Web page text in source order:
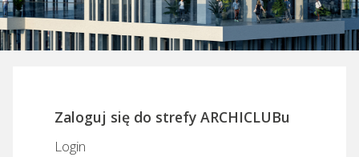
Zaloguj się do strefy ARCHICLUBu
Login